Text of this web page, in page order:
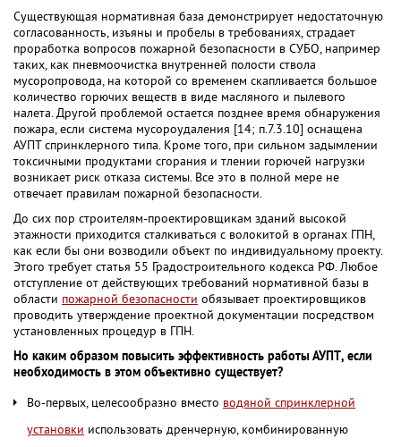
Существующая нормативная база демонстрирует недостаточную
согласованность, изъяны и пробелы в требованиях, страдает
проработка вопросов пожарной безопасности в СУБО, например
таких, как пневмоочистка внутренней полости ствола
мусоропровода, на которой со временем скапливается большое
количество горючих веществ в виде масляного и пылевого
налета. Другой проблемой остается позднее время обнаружения
пожара, если система мусороудаления [14; п.7.3.10] оснащена
АУПТ спринклерного типа. Кроме того, при сильном задымлении
токсичными продуктами сгорания и тлении горючей нагрузки
возникает риск отказа системы. Все это в полной мере не
отвечает правилам пожарной безопасности.
До сих пор строителям-проектировщикам зданий высокой
этажности приходится сталкиваться с волокитой в органах ГПН,
как если бы они возводили объект по индивидуальному проекту.
Этого требует статья 55 Градостроительного кодекса РФ. Любое
отступление от действующих требований нормативной базы в
области пожарной безопасности обязывает проектировщиков
проводить утверждение проектной документации посредством
установленных процедур в ГПН.
Но каким образом повысить эффективность работы АУПТ, если
необходимость в этом объективно существует?
Во-первых, целесообразно вместо водяной спринклерной
установки использовать дренчерную, комбинированную